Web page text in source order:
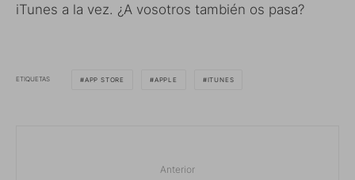
iTunes a la vez. ¿A vosotros también os pasa?
ETIQUETAS APP STORE APPLE ITUNES
Anterior